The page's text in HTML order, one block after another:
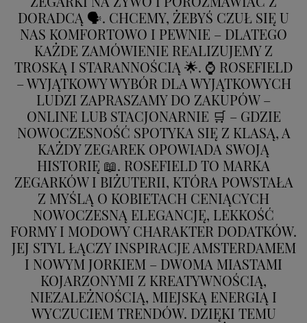
DORADCĄ 🗣️. CHCEMY, ŻEBYŚ CZUŁ SIĘ U
NAS KOMFORTOWO I PEWNIE – DLATEGO
KAŻDE ZAMÓWIENIE REALIZUJEMY Z
TROSKĄ I STARANNOŚCIĄ 🌟. ⌚ ROSEFIELD
– WYJĄTKOWY WYBÓR DLA WYJĄTKOWYCH
LUDZI ZAPRASZAMY DO ZAKUPÓW –
ONLINE LUB STACJONARNIE 🛒 – GDZIE
NOWOCZESNOŚĆ SPOTYKA SIĘ Z KLASĄ, A
KAŻDY ZEGAREK OPOWIADA SWOJĄ
HISTORIĘ 📖. ROSEFIELD TO MARKA
ZEGARKÓW I BIŻUTERII, KTÓRA POWSTAŁA
Z MYŚLĄ O KOBIETACH CENIĄCYCH
NOWOCZESNĄ ELEGANCJĘ, LEKKOŚĆ
FORMY I MODOWY CHARAKTER DODATKÓW.
JEJ STYL ŁĄCZY INSPIRACJE AMSTERDAMEM
I NOWYM JORKIEM – DWOMA MIASTAMI
KOJARZONYMI Z KREATYWNOŚCIĄ,
NIEZALEŻNOŚCIĄ, MIEJSKĄ ENERGIĄ I
WYCZUCIEM TRENDÓW. DZIĘKI TEMU